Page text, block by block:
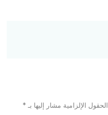
الحقول الإلزامية مشار إليها بـ *